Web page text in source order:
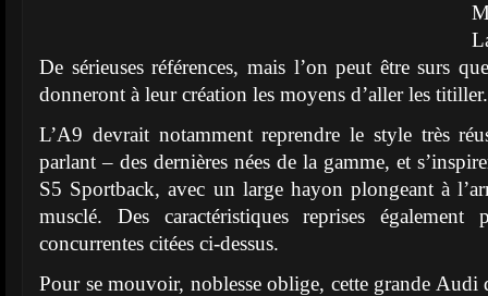
De sérieuses références, mais l’on peut être surs
donneront à leur création les moyens d’aller les titiller.
L’A9 devrait notamment reprendre le style très
parlant – des dernières nées de la gamme, et
S5 Sportback, avec un large hayon plongeant à
musclé. Des caractéristiques reprises
concurrentes citées ci-dessus.
Pour se mouvoir, noblesse oblige, cette grande Audi